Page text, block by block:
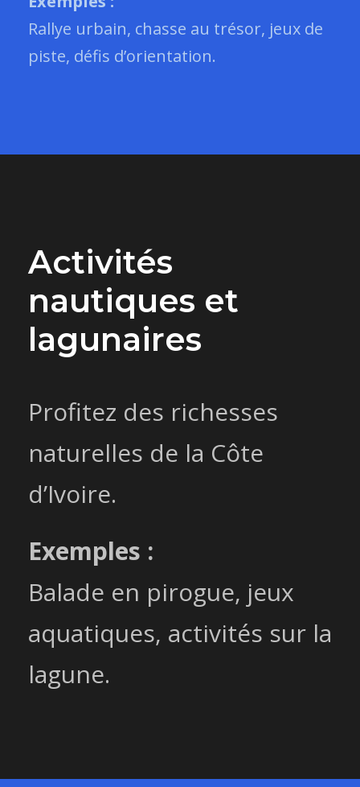
Rallye urbain, chasse au trésor, jeux de
piste, défis d’orientation.
Activités
nautiques et
lagunaires
Profitez des richesses
naturelles de la Côte
d’Ivoire.
Exemples :
Balade en pirogue, jeux
aquatiques, activités sur la
lagune.